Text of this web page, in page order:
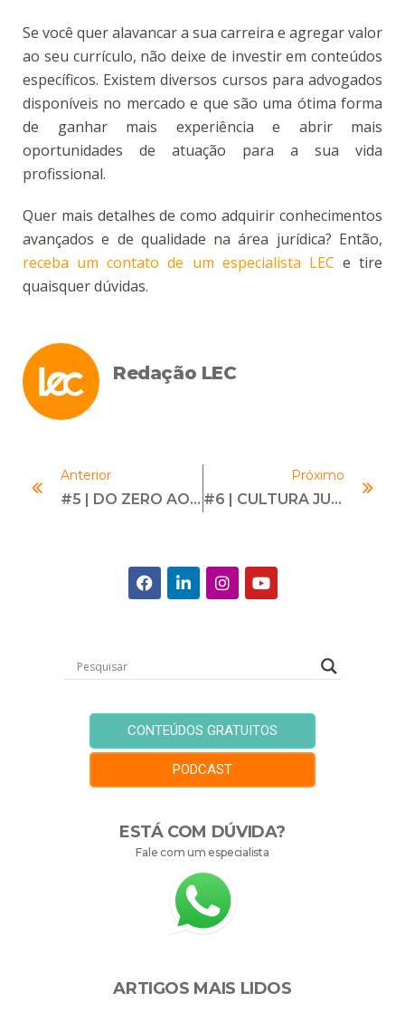
Se você quer alavancar a sua carreira e agregar valor
ao seu currículo, não deixe de investir em conteúdos
específicos. Existem diversos cursos para advogados
disponíveis no mercado e que são uma ótima forma
de ganhar mais experiência e abrir mais
oportunidades de atuação para a sua vida
profissional.
Quer mais detalhes de como adquirir conhecimentos
avançados e de qualidade na área jurídica? Então,
receba um contato de um especialista LEC e tire
quaisquer dúvidas.
Redação LEC
Anterior
#5 | DO ZERO AO PRÓ-ÉTICA | Com André Cruz
Próximo
#6 | CULTURA JUSTA | Com Gustavo Lucena
CONTEÚDOS GRATUITOS
PODCAST
ESTÁ COM DÚVIDA?
Fale com um especialista
ARTIGOS MAIS LIDOS